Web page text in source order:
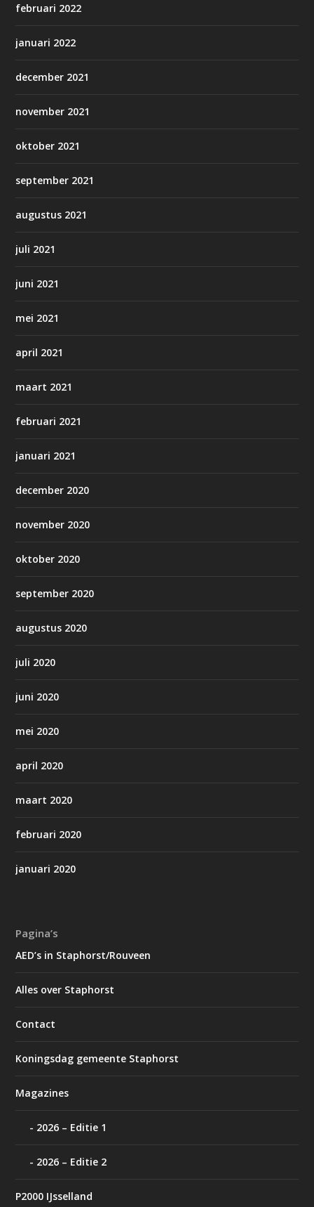
februari 2022
januari 2022
december 2021
november 2021
oktober 2021
september 2021
augustus 2021
juli 2021
juni 2021
mei 2021
april 2021
maart 2021
februari 2021
januari 2021
december 2020
november 2020
oktober 2020
september 2020
augustus 2020
juli 2020
juni 2020
mei 2020
april 2020
maart 2020
februari 2020
januari 2020
Pagina’s
AED’s in Staphorst/Rouveen
Alles over Staphorst
Contact
Koningsdag gemeente Staphorst
Magazines
2026 – Editie 1
2026 – Editie 2
P2000 IJsselland